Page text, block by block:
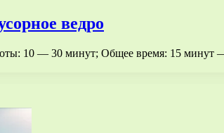
ведро
10 — 30 минут; Общее время: 15 минут